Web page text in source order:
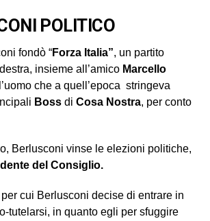
POLITICO
fondò “Forza Italia”, un partito
insieme all’amico Marcello
che a quell’epoca stringeva
Bossdi Cosa Nostra, per conto
Berlusconi vinse le elezioni politiche,
del Consiglio.
cui Berlusconi decise di entrare in
tutelarsi, in quanto egli per sfuggire